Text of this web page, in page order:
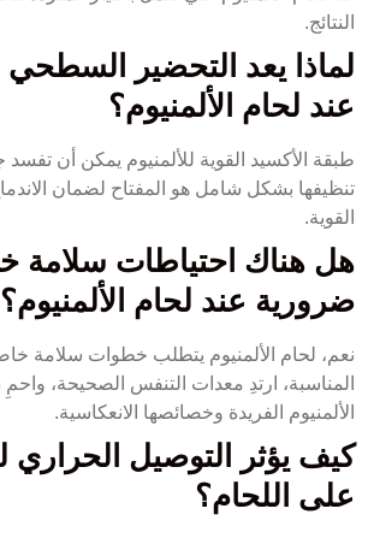
النتائج.
لماذا يعد التحضير السطحي
عند لحام الألمنيوم؟
طبقة الأكسيد القوية للألمنيوم يمكن أن تفسد
تنظيفها بشكل شامل هو المفتاح لضمان
القوية.
هل هناك احتياطات سلامة
ضرورية عند لحام الألمنيوم؟
نعم، لحام الألمنيوم يتطلب خطوات سلامة
المناسبة، ارتدِ معدات التنفس الصحيحة،
الألمنيوم الفريدة وخصائصها الانعكاسية.
كيف يؤثر التوصيل الحراري
على اللحام؟